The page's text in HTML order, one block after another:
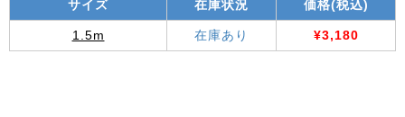
サイズ 在庫状況 価格(税込)
1.5m 在庫あり ¥3,180